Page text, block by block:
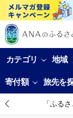
カテゴリ 地域
寄付額 旅先を
「ふる